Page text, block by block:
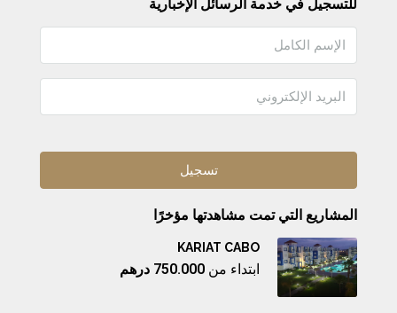
للتسجيل في خدمة الرسائل الإخبارية
المشاريع التي تمت مشاهدتها مؤخرًا
KARIAT CABO
ابتداء من 750.000 درهم